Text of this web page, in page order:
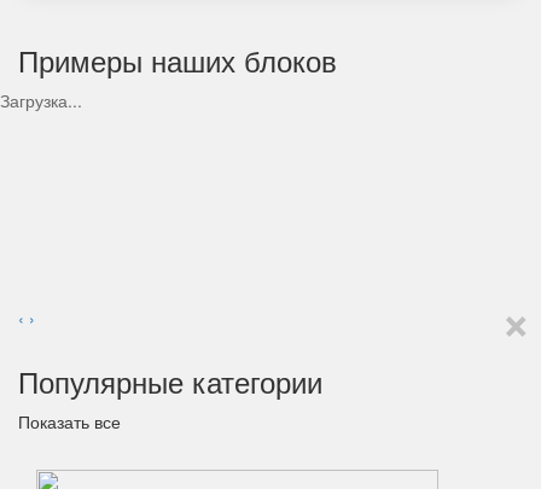
Примеры наших блоков
Загрузка...
‹ › ×
Популярные категории
Показать все